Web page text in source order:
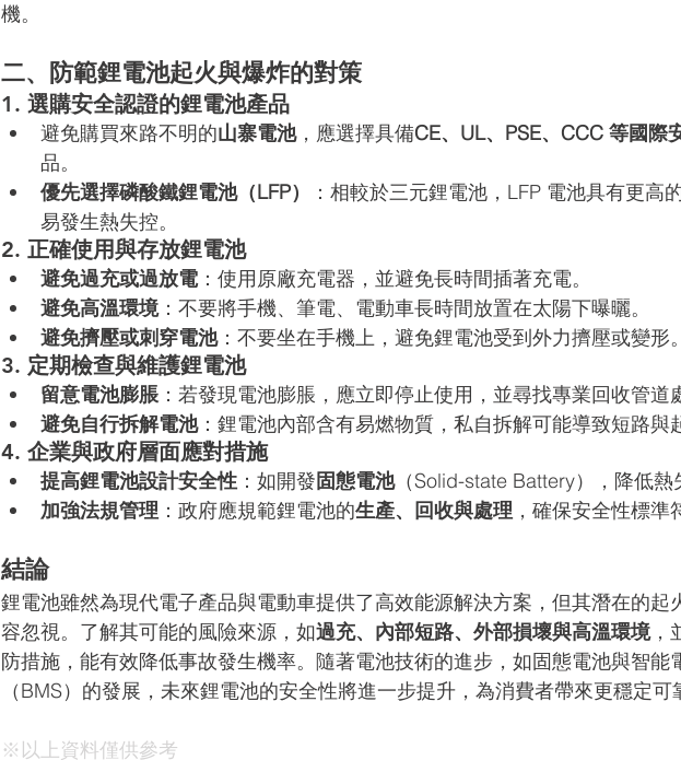
機。
二、防範鋰電池起火與爆炸的對策
1. 選購安全認證的鋰電池產品
避免購買來路不明的山寨電池，應選擇具備CE、UL、PSE、CCC 等國際
品。
優先選擇磷酸鐵鋰電池（LFP）
：相較於三元鋰電池，LFP 電池具有更高
易發生熱失控。
2. 正確使用與存放鋰電池
避免過充或過放電：使用原廠充電器，並避免長時間插著充電。
避免高溫環境：不要將手機、筆電、電動車長時間放置在太陽下曝曬。
避免擠壓或刺穿電池：不要坐在手機上，避免鋰電池受到外力擠壓或變形。
3. 定期檢查與維護鋰電池
留意電池膨脹：若發現電池膨脹，應立即停止使用，並尋找專業回收管道
避免自行拆解電池：鋰電池內部含有易燃物質，私自拆解可能導致短路與
4. 企業與政府層面應對措施
提高鋰電池設計安全性 ：如開發固態電池（Solid-state Battery），降低熱
加強法規管理 ：政府應規範鋰電池的生產、回收與處理 ，確保安全性標準
結論
鋰電池雖然為現代電子產品與電動車提供了高效能源解決方案，但其潛在的起
容忽視。了解其可能的風險來源，如過充、內部短路、外部損壞與高溫環境，
防措施，能有效降低事故發生機率。隨著電池技術的進步，如固態電池與智能
（BMS）的發展，未來鋰電池的安全性將進一步提升，為消費者帶來更穩定可
※以上資料僅供參考